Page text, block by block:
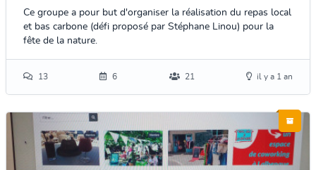
Ce groupe a pour but d'organiser la réalisation du repas local
et bas carbone (défi proposé par Stéphane Linou) pour la
fête de la nature.
13 6 21 il y a 1 an